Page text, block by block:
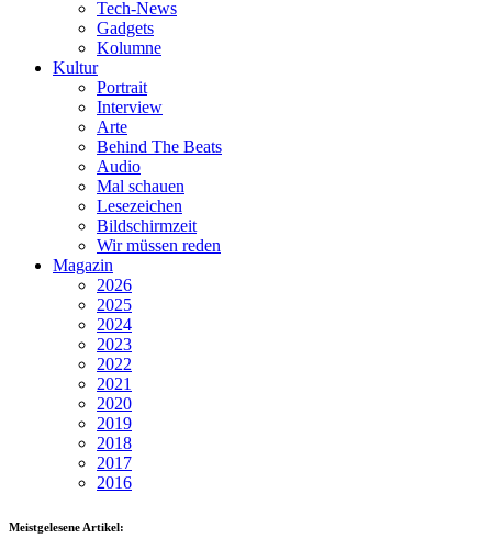
Tech-News
Gadgets
Kolumne
Kultur
Portrait
Interview
Arte
Behind The Beats
Audio
Mal schauen
Lesezeichen
Bildschirmzeit
Wir müssen reden
Magazin
2026
2025
2024
2023
2022
2021
2020
2019
2018
2017
2016
Meistgelesene Artikel: